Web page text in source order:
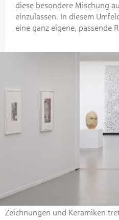
diese besondere Mischung
einzulassen. In diesem
eine ganz eigene, passende
Zeichnungen und Keramiken